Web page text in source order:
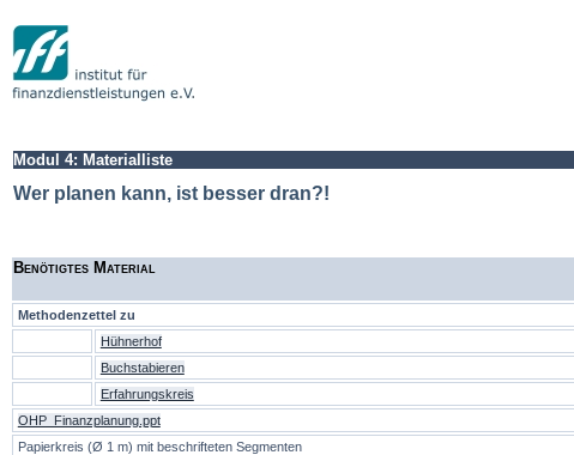
Modul 4: Materialliste
Wer planen kann, ist besser dran?!
Benötigtes Material
Methodenzettel zu
Hühnerhof
Buchstabieren
Erfahrungskreis
OHP_Finanzplanung.ppt
Papierkreis (Ø 1 m) mit beschrifteten Segmenten